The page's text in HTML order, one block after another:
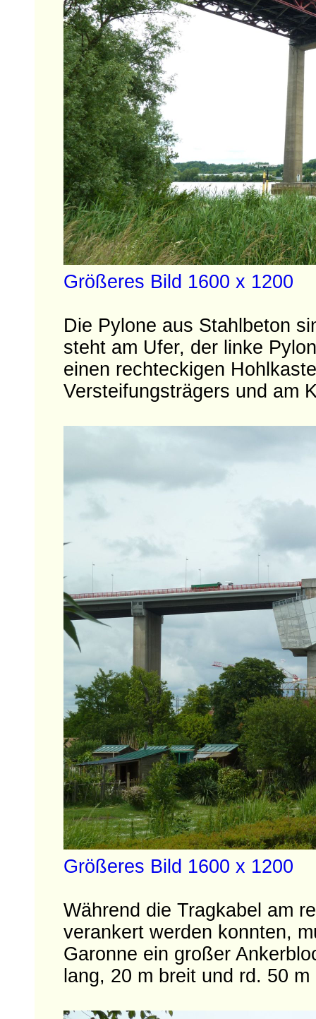
Größeres Bild 1600 x 1200
Die Pylone aus Stahlbeton
steht am Ufer, der linke
einen rechteckigen
Versteifungsträgers und am
Größeres Bild 1600 x 1200
Während die Tragkabel am
verankert werden konnten,
Garonne ein großer
lang, 20 m breit und rd. 50 m